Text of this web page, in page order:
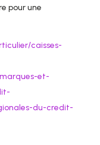
pour une
caisses-
et-
du-credit-